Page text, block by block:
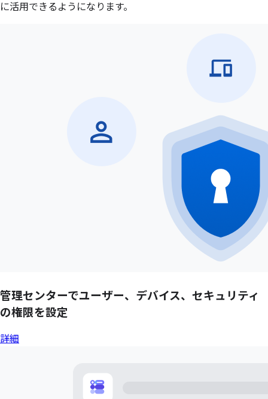
に活用できるようになります。
管理センターでユーザー、 デバイス、 セキュリティ
の権限を設定
詳細